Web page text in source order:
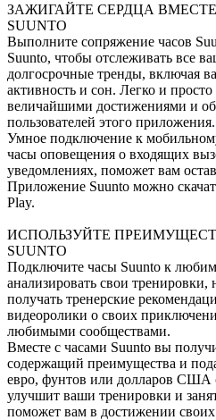
ЗАЖИГАЙТЕ СЕРДЦА
SUUNTO
Выполните сопряжение часов
Suunto, чтобы отслеживать все
долгосрочные тренды, включая
активность и сон. Легко и
величайшими достижениями и
пользователей этого приложения.
Умное подключение к
часы оповещения о входящих
уведомлениях, поможет вам
Приложение Suunto можно
Play.
ИСПОЛЬЗУЙТЕ
SUUNTO
Подключите часы Suunto к
анализировать свои
получать тренерские
видеоролики о своих
любимыми сообществами.
Вместе с часами Suunto вы
содержащий преимущества и
евро, фунтов или долларов США
улучшит ваши тренировки и
поможет вам в достижении